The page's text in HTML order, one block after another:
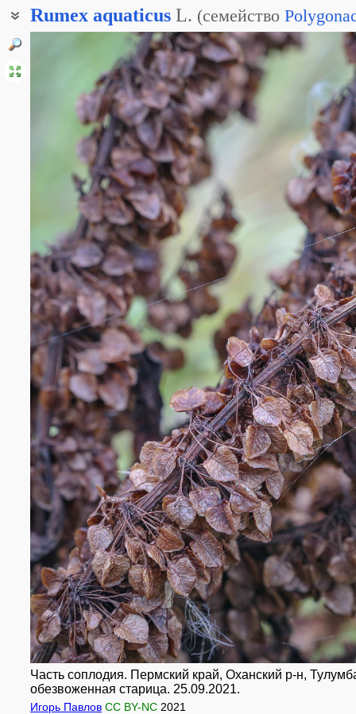
Rumex aquaticus L. (семейство
Щавельник водный
Часть соплодия. Пермский край, Оханский р-н,
обезвоженная старица. 25.09.2021.
Игорь Павлов CC BY-NC 2021